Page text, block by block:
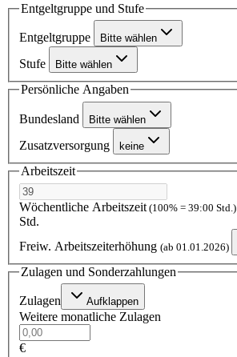
Entgeltgruppe und Stufe
Entgeltgruppe Bitte wählen
Stufe Bitte wählen
Persönliche Angaben
Bundesland Bitte wählen
Zusatzversorgung keine
Arbeitszeit
Wöchentliche Arbeitszeit (100% = 39:00 Std.)
Std.
Freiw. Arbeitszeiterhöhung (ab 01.01.2026)
Zulagen und Sonderzahlungen
Zulagen Aufklappen
Weitere monatliche Zulagen
€